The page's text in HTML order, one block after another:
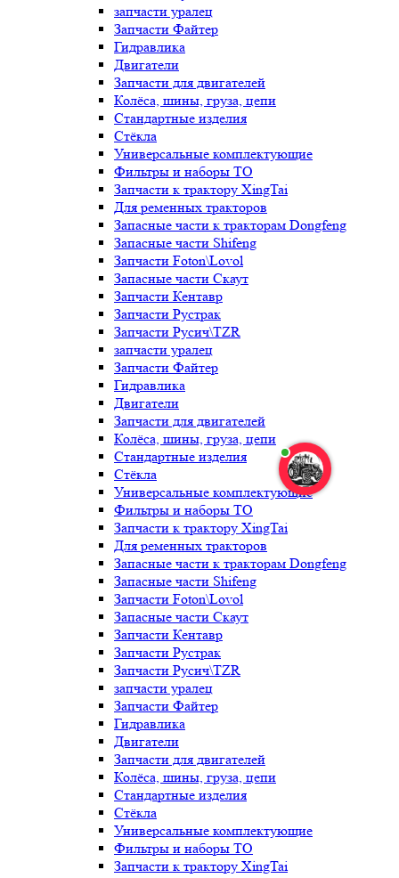
запчасти уралец
Запчасти Файтер
Гидравлика
Двигатели
Запчасти для двигателей
Колёса, шины, груза, цепи
Стандартные изделия
Стёкла
Универсальные комплектующие
Фильтры и наборы ТО
Запчасти к трактору XingTai
Для ременных тракторов
Запасные части к тракторам Dongfeng
Запасные части Shifeng
Запчасти Foton\Lovol
Запасные части Скаут
Запчасти Кентавр
Запчасти Рустрак
Запчасти Русич\TZR
запчасти уралец
Запчасти Файтер
Гидравлика
Двигатели
Запчасти для двигателей
Колёса, шины, груза, цепи
Стандартные изделия
Стёкла
Универсальные комплектующие
Фильтры и наборы ТО
Запчасти к трактору XingTai
Для ременных тракторов
Запасные части к тракторам Dongfeng
Запасные части Shifeng
Запчасти Foton\Lovol
Запасные части Скаут
Запчасти Кентавр
Запчасти Рустрак
Запчасти Русич\TZR
запчасти уралец
Запчасти Файтер
Гидравлика
Двигатели
Запчасти для двигателей
Колёса, шины, груза, цепи
Стандартные изделия
Стёкла
Универсальные комплектующие
Фильтры и наборы ТО
Запчасти к трактору XingTai